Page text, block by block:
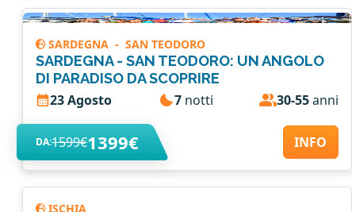
SARDEGNA - SAN TEODORO
SARDEGNA - SAN TEODORO: UN ANGOLO
DI PARADISO DA SCOPRIRE
23 Agosto 7notti 30-55anni
DA:1599€1399€ INFO
ISCHIA